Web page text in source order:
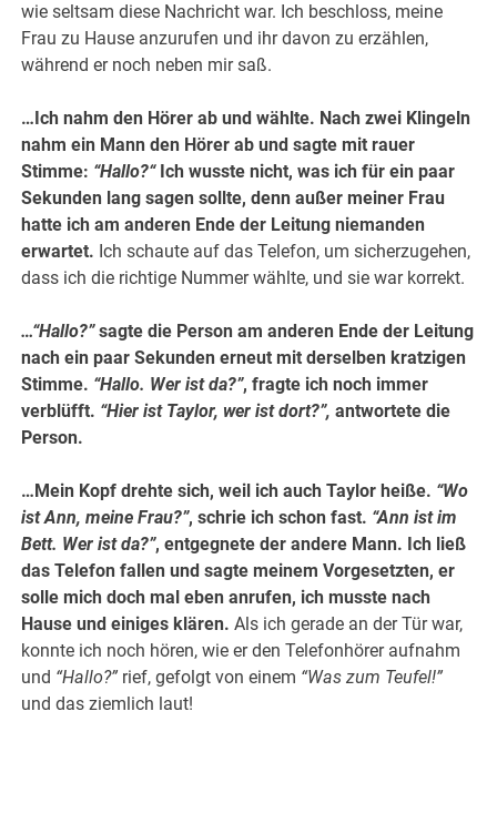
wie seltsam diese Nachricht war. Ich beschloss, meine
Frau zu Hause anzurufen und ihr davon zu erzählen,
während er noch neben mir saß.
…Ich nahm den Hörer ab und wählte. Nach zwei Klingeln
nahm ein Mann den Hörer ab und sagte mit rauer
Stimme: “Hallo?“Ich wusste nicht, was ich für ein paar
Sekunden lang sagen sollte, denn außer meiner Frau
hatte ich am anderen Ende der Leitung niemanden
erwartet. Ich schaute auf das Telefon, um sicherzugehen,
dass ich die richtige Nummer wählte, und sie war korrekt.
…“Hallo?”sagte die Person am anderen Ende der Leitung
nach ein paar Sekunden erneut mit derselben kratzigen
Stimme. “Hallo. Wer ist da?”, fragte ich noch immer
verblüfft. “Hier ist Taylor, wer ist dort?”, antwortete die
Person.
…Mein Kopf drehte sich, weil ich auch Taylor heiße. “Wo
ist Ann, meine Frau?”, schrie ich schon fast. “Ann ist im
Bett. Wer ist da?”, entgegnete der andere Mann. Ich ließ
das Telefon fallen und sagte meinem Vorgesetzten, er
solle mich doch mal eben anrufen, ich musste nach
Hause und einiges klären. Als ich gerade an der Tür war,
konnte ich noch hören, wie er den Telefonhörer aufnahm
und “Hallo?” rief, gefolgt von einem “Was zum Teufel!”
und das ziemlich laut!